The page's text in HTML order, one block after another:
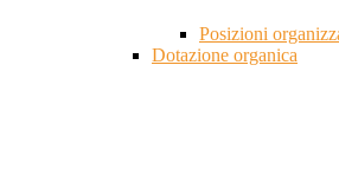
Posizioni
Dotazione organica